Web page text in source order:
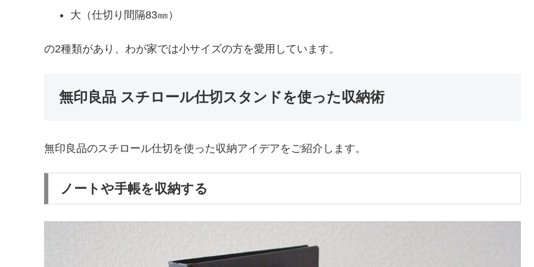
大（仕切り間隔83㎜）
の2種類があり、わが家では小サイズの方を愛用しています。
無印良品 スチロール仕切スタンドを使った収納術
無印良品のスチロール仕切を使った収納アイデアをご紹介します。
ノートや手帳を収納する